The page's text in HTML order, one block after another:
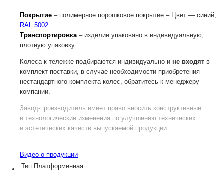
Покрытие – полимерное порошковое покрытие – Цвет — синий,
RAL 5002
Транспортировка – изделие упаковано в индивидуальную,
плотную упаковку.
Колеса к тележке подбираются индивидуально и не входят в
комплект поставки, в случае необходимости приобретения
нестандартного комплекта колес, обратитесь к менеджеру
компании.
Завод-производитель имеет право вносить конструктивные
и технологические изменения по улучшению технических
и эстетических качеств выпускаемой продукции.
Видео о продукции
Тип Платформенная